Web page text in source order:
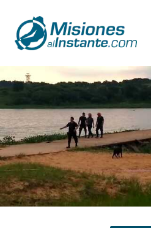
contenido